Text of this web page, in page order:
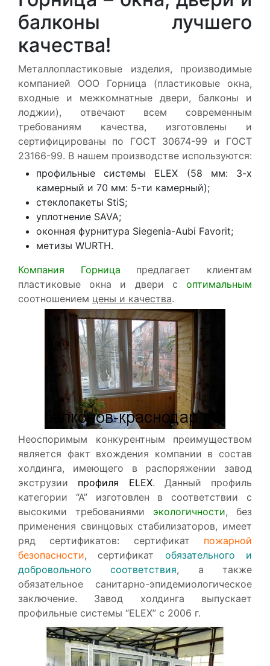
балконы лучшего
качества!
Металлопластиковые изделия, производимые
компанией OOO Горница (пластиковые окна,
входные и межкомнатные двери, балконы и
лоджии), отвечают всем современным
требованиям качества, изготовлены и
сертифицированы по ГОСТ 30674-99 и ГОСТ
23166-99. В нашем производстве используются:
профильные системы ELEX (58 мм: 3-х
камерный и 70 мм: 5-ти камерный);
стеклопакеты StiS;
уплотнение SAVA;
оконная фурнитура Siegenia-Aubi Favorit;
метизы WURTH.
Компания Горница предлагает клиентам
пластиковые окна и двери с оптимальным
соотношением цены и качества.
Неоспоримым конкурентным преимуществом
является факт вхождения компании в состав
холдинга, имеющего в распоряжении завод
экструзии профиля ELEX. Данный профиль
категории “А” изготовлен в соответствии с
высокими требованиями экологичности, без
применения свинцовых стабилизаторов, имеет
ряд сертификатов: сертификат пожарной
безопасности, сертификат обязательного и
добровольного соответствия, а также
обязательное санитарно-эпидемиологическое
заключение. Завод холдинга выпускает
профильные системы “ELEX” c 2006 г.